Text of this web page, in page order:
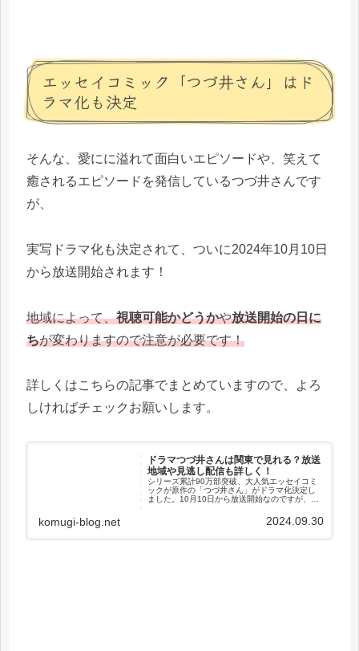
エッセイコミック「つづ井さん」はド
ラマ化も決定
そんな、愛にに溢れて面白いエピソードや、笑えて
癒されるエピソードを発信しているつづ井さんです
が、
実写ドラマ化も決定されて、ついに2024年10月10日
から放送開始されます！
地域によって、視聴可能かどうかや放送開始の日に
ちが変わりますので注意が必要です！
詳しくはこちらの記事でまとめていますので、よろ
しければチェックお願いします。
ドラマつづ井さんは関東で見れる？放送
地域や見逃し配信も詳しく！
シリーズ累計90万部突破、大人気エッセイコミ
ックが原作の「つづ井さん」がドラマ化決定し
ました。10月10日から放送開始なのですが、放
うです。自分の住んでいる地域では放送される
komugi-blog.net 2024.09.30